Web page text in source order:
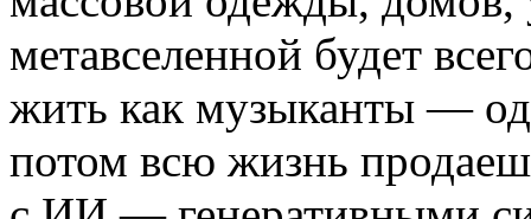
метавселенной будет
жить как музыканты —
потом всю жизнь